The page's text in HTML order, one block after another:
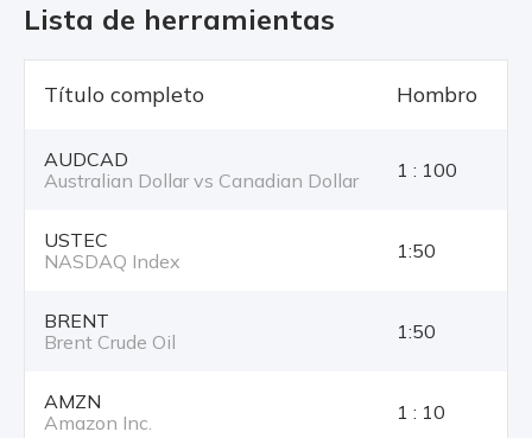
Lista de herramientas
Título completo Hombro
AUDCAD
Australian Dollar vs Canadian Dollar
1 : 100
USTEC
NASDAQ Index
1:50
BRENT
Brent Crude Oil
1:50
AMZN
Amazon Inc.
1 : 10